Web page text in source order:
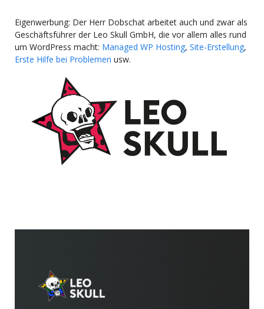
Eigenwerbung: Der Herr Dobschat arbeitet auch und zwar als
Geschäftsführer der Leo Skull GmbH, die vor allem alles rund
um WordPress macht: Managed WP Hosting, Site-Erstellung,
Erste Hilfe bei Problemen usw.